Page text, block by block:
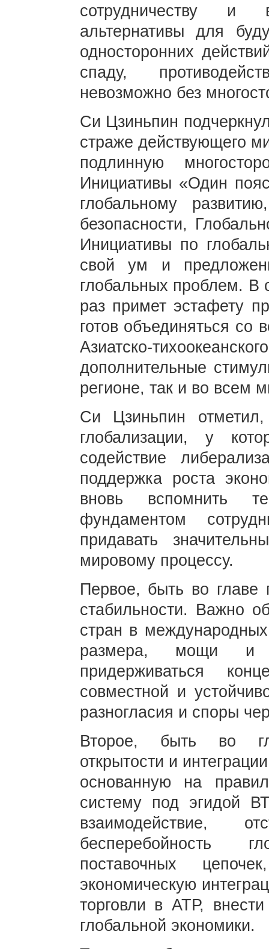
сотрудничеству и
альтернативы для
односторонних
спаду,
невозможно без
Си Цзиньпин
страже действующего
подлинную
Инициативы «Один
глобальному
безопасности,
Инициативы по
свой ум и
глобальных проблем. В
раз примет эстафету
готов объединяться со
Азиатско-
дополнительные
регионе, так и во всем
Си Цзиньпин
глобализации, у
содействие
поддержка роста
вновь вспомнить
фундаментом
придавать
мировому процессу.
Первое, быть во
стабильности. Важно
стран в
размера, мощи и
придерживаться
совместной и
разногласия и споры
Второе, быть во
открытости и
основанную на
систему под эгидой
взаимодействие,
бесперебойность
поставочных
экономическую
торговли в АТР,
глобальной экономики.